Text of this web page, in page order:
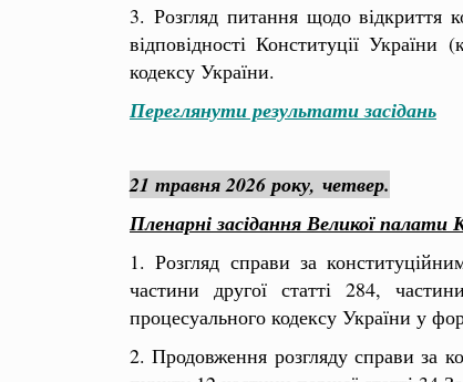
3. Розгляд питання щодо відкриття
відповідності Конституції
кодексу України.
Переглянути результати засідань
21 травня 2026 року, четвер.
Пленарні засідання Великої
1. Розгляд справи за
частини другої статті 284,
процесуального кодексу України у
2. Продовження розгляду справи за